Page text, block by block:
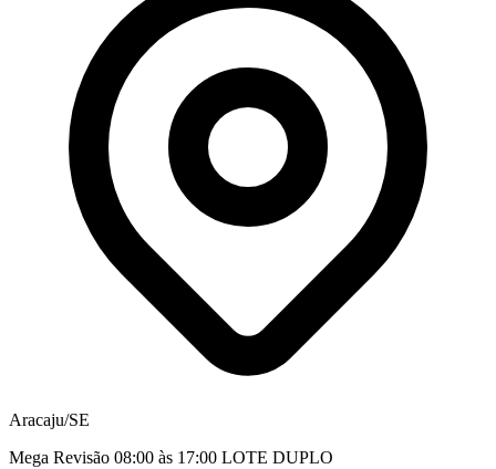
Aracaju/SE
Mega Revisão 08:00 às 17:00 LOTE DUPLO